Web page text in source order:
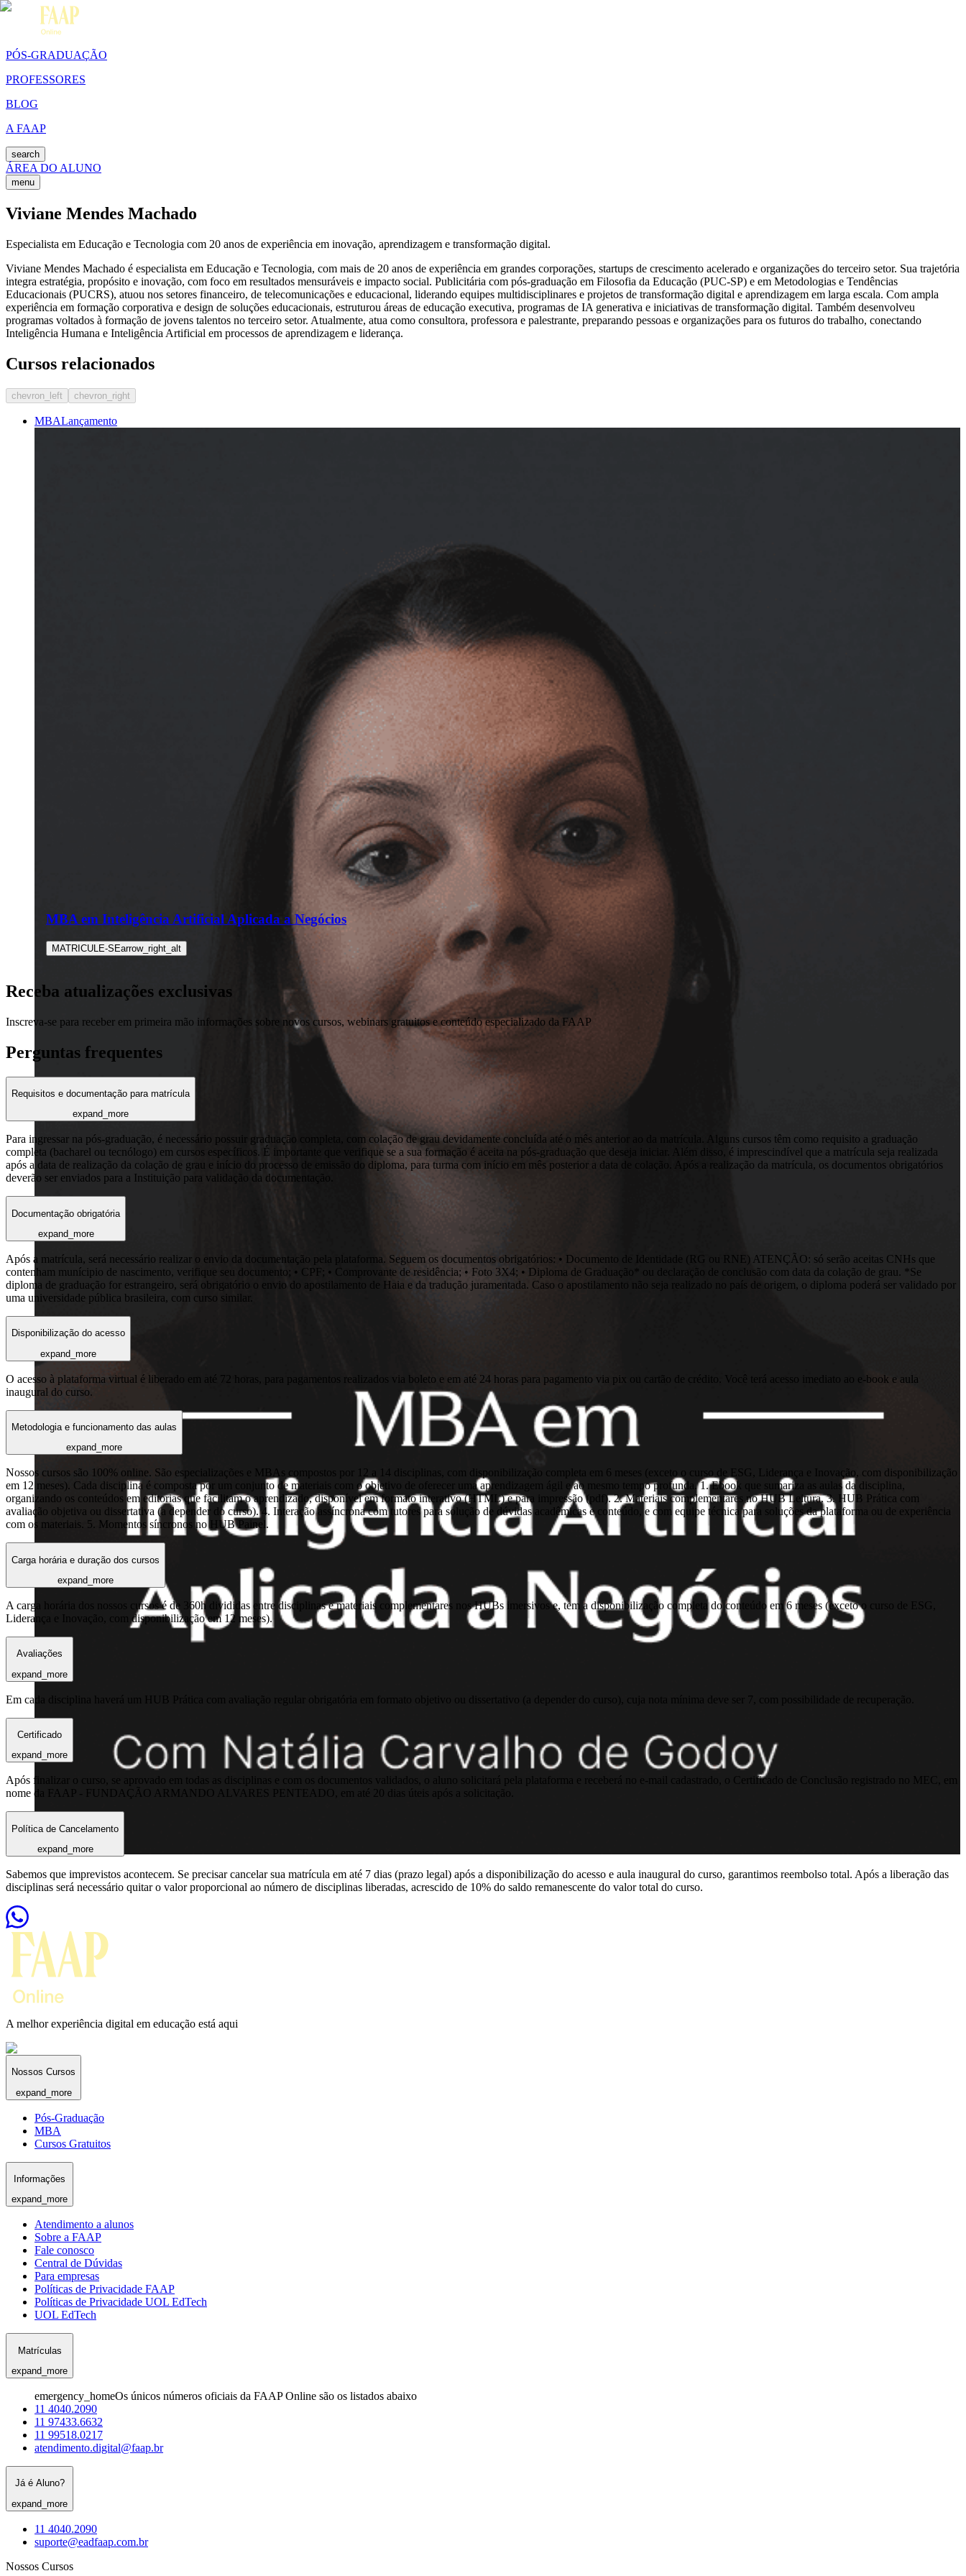
PÓS-GRADUAÇÃO
PROFESSORES
BLOG
A FAAP
search
ÁREA DO ALUNO
menu
Viviane Mendes Machado
Especialista em Educação e Tecnologia com 20 anos de experiência em inovação, aprendizagem e transformação digital.
Viviane Mendes Machado é especialista em Educação e Tecnologia, com mais de 20 anos de experiência em grandes corporações, startups de crescimento acelerado e organizações do terceiro setor. Sua trajetória
integra estratégia, propósito e inovação, com foco em resultados mensuráveis e impacto social. Publicitária com pós-graduação em Filosofia da Educação (PUC-SP) e em Metodologias e Tendências
Educacionais (PUCRS), atuou nos setores financeiro, de telecomunicações e educacional, liderando equipes multidisciplinares e projetos de transformação digital e aprendizagem em larga escala. Com ampla
experiência em formação corporativa e design de soluções educacionais, estruturou áreas de educação executiva, programas de IA generativa e iniciativas de transformação digital. Também desenvolveu
programas voltados à formação de jovens talentos no terceiro setor. Atualmente, atua como consultora, professora e palestrante, preparando pessoas e organizações para os futuros do trabalho, conectando
Inteligência Humana e Inteligência Artificial em processos de aprendizagem e liderança.
Cursos relacionados
chevron_left chevron_right
MBALançamento
MBA em Inteligência Artificial Aplicada a Negócios
MATRICULE-SEarrow_right_alt
Receba atualizações exclusivas
Inscreva-se para receber em primeira mão informações sobre novos cursos, webinars gratuitos e conteúdo especializado da FAAP
Perguntas frequentes
Requisitos e documentação para matrícula
expand_more
Para ingressar na pós-graduação, é necessário possuir graduação completa, com colação de grau devidamente concluída até o mês anterior ao da matrícula. Alguns cursos têm como requisito a graduação
completa (bacharel ou tecnólogo) em cursos específicos. É importante que verifique se a sua formação é aceita na pós-graduação que deseja iniciar. Além disso, é imprescindível que a matrícula seja realizada
após a data de realização da colação de grau e início do processo de emissão do diploma, para turma com início em mês posterior a data de colação. Após a realização da matrícula, os documentos obrigatórios
deverão ser enviados para a Instituição para validação da documentação.
Documentação obrigatória
expand_more
Após a matrícula, será necessário realizar o envio da documentação pela plataforma. Seguem os documentos obrigatórios: • Documento de Identidade (RG ou RNE) ATENÇÃO: só serão aceitas CNHs que
contenham munícipio de nascimento, verifique seu documento; • CPF; • Comprovante de residência; • Foto 3X4; • Diploma de Graduação* ou declaração de conclusão com data da colação de grau. *Se
diploma de graduação for estrangeiro, será obrigatório o envio do apostilamento de Haia e da tradução juramentada. Caso o apostilamento não seja realizado no país de origem, o diploma poderá ser validado por
uma universidade pública brasileira, com curso similar.
Disponibilização do acesso
expand_more
O acesso à plataforma virtual é liberado em até 72 horas, para pagamentos realizados via boleto e em até 24 horas para pagamento via pix ou cartão de crédito. Você terá acesso imediato ao e-book e aula
inaugural do curso.
Metodologia e funcionamento das aulas
expand_more
Nossos cursos são 100% online. São especializações e MBAs compostos por 12 a 14 disciplinas, com disponibilização completa em 6 meses (exceto o curso de ESG, Liderança e Inovação, com disponibilização
em 12 meses). Cada disciplina é composta por um conjunto de materiais com o objetivo de oferecer uma aprendizagem ágil e ao mesmo tempo profunda. 1. Ebook que sumariza as aulas da disciplina,
organizando os conteúdos em editorias que facilitam o aprendizado, disponível em formato interativo (HTML) e para impressão (pdf). 2. Materiais complementares no HUB Leitura. 3. HUB Prática com
avaliação objetiva ou dissertativa (a depender do curso). 4. Interação assíncrona com tutores para solução de dúvidas acadêmicas e conteúdo, e com equipe técnica para soluções da plataforma ou de experiência
com os materiais. 5. Momentos síncronos no HUB Painel.
Carga horária e duração dos cursos
expand_more
A carga horária dos nossos cursos é de 360h divididas entre disciplinas e materiais complementares nos HUBs imersivos e, tem a disponibilização completa do conteúdo em 6 meses (exceto o curso de ESG,
Liderança e Inovação, com disponibilização em 12 meses).
Avaliações
expand_more
Em cada disciplina haverá um HUB Prática com avaliação regular obrigatória em formato objetivo ou dissertativo (a depender do curso), cuja nota mínima deve ser 7, com possibilidade de recuperação.
Certificado
expand_more
Após finalizar o curso, se aprovado em todas as disciplinas e com os documentos validados, o aluno solicitará pela plataforma e receberá no e-mail cadastrado, o Certificado de Conclusão registrado no MEC, em
nome da FAAP - FUNDAÇÃO ARMANDO ALVARES PENTEADO, em até 20 dias úteis após a solicitação.
Política de Cancelamento
expand_more
Sabemos que imprevistos acontecem. Se precisar cancelar sua matrícula em até 7 dias (prazo legal) após a disponibilização do acesso e aula inaugural do curso, garantimos reembolso total. Após a liberação das
disciplinas será necessário quitar o valor proporcional ao número de disciplinas liberadas, acrescido de 10% do saldo remanescente do valor total do curso.
A melhor experiência digital em educação está aqui
Nossos Cursos
expand_more
Pós-Graduação
MBA
Cursos Gratuitos
Informações
expand_more
Atendimento a alunos
Sobre a FAAP
Fale conosco
Central de Dúvidas
Para empresas
Políticas de Privacidade FAAP
Políticas de Privacidade UOL EdTech
UOL EdTech
Matrículas
expand_more
emergency_homeOs únicos números oficiais da FAAP Online são os listados abaixo
11 4040.2090
11 97433.6632
11 99518.0217
atendimento.digital@faap.br
Já é Aluno?
expand_more
11 4040.2090
suporte@eadfaap.com.br
Nossos Cursos